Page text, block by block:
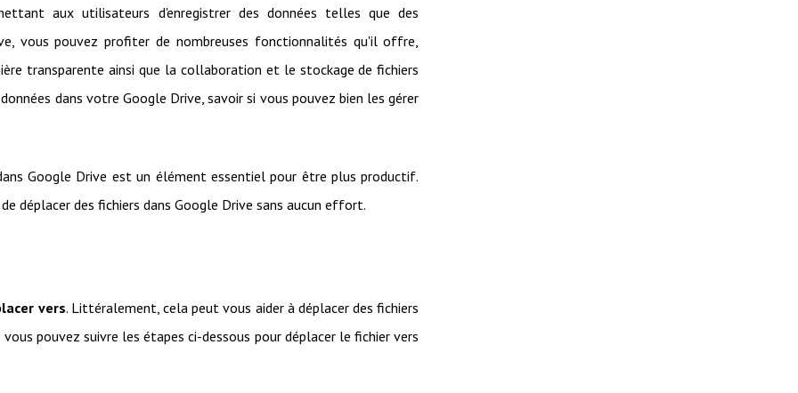
aux utilisateurs d'enregistrer des données telles que des
vous pouvez profiter de nombreuses fonctionnalités qu'il offre,
transparente ainsi que la collaboration et le stockage de fichiers
dans votre Google Drive, savoir si vous pouvez bien les gérer
Google Drive est un élément essentiel pour être plus productif.
déplacer des fichiers dans Google Drive sans aucun effort.
vers. Littéralement, cela peut vous aider à déplacer des fichiers
pouvez suivre les étapes ci-dessous pour déplacer le fichier vers